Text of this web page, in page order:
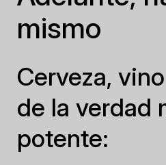
mismo
Cerveza,
de la verdad
potente: